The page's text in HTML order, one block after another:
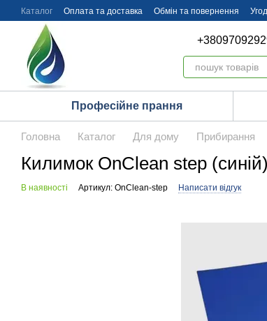
Перейти до основного контенту
Каталог Оплата та доставка Обмін та повернення
Професійне прання
Головна Каталог Для дому Прибирання
Килимок OnClean step (синій)
В наявності Артикул: OnClean-step Написати відгук